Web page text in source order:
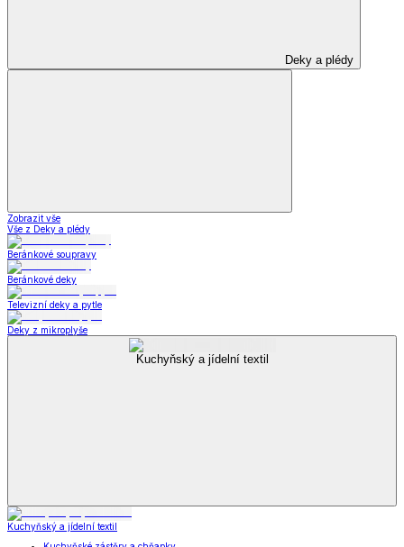
Deky a plédy
Zobrazit vše
Vše z Deky a plédy
Beránkové soupravy
Beránkové deky
Televizní deky a pytle
Deky z mikroplyše
Kuchyňský a jídelní textil
Kuchyňský a jídelní textil